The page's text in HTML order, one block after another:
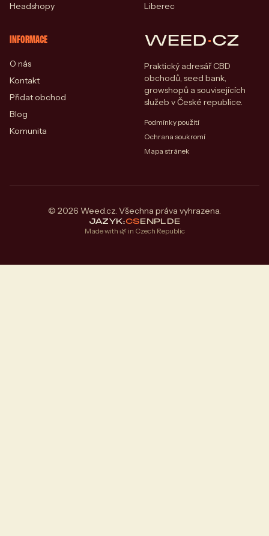
Headshopy
Liberec
INFORMACE
O nás
Kontakt
Přidat obchod
Blog
Komunita
WEED·CZ
Praktický adresář CBD
obchodů, seed bank,
growshopů a souvisejících
služeb v České republice.
Podmínky použití
Ochrana soukromí
Mapa stránek
© 2026 Weed.cz. Všechna práva vyhrazena.
JAZYK:CSENPLDE
Made with 🌿 in Czech Republic